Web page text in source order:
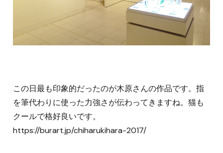
この日最も印象的だったのが木原さんの作品です。指
を筆代わりに使った力強さが伝わってきますね。猫も
クールで格好良いです。
https://burart.jp/chiharukihara-2017/